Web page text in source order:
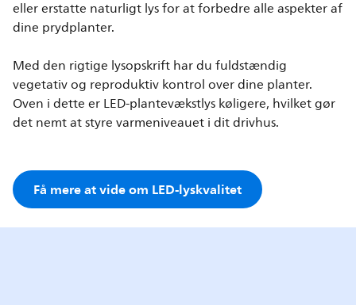
eller erstatte naturligt lys for at forbedre alle aspekter af
dine prydplanter.
Med den rigtige lysopskrift har du fuldstændig
vegetativ og reproduktiv kontrol over dine planter.
Oven i dette er LED-plantevækstlys køligere, hvilket gør
det nemt at styre varmeniveauet i dit drivhus.
Få mere at vide om LED-lyskvalitet